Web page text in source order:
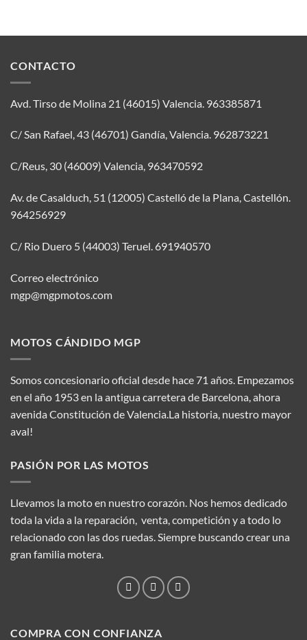
CONTACTO
Avd. Tirso de Molina 21 (46015) Valencia. 963385871
C/ San Rafael, 43 (46701) Gandía, Valencia. 962873221
C/Reus, 30 (46009) Valencia, 963470592
Av. de Casalduch, 51 (12005) Castelló de la Plana, Castellón.
964256929
C/ Rio Duero 5 (44003) Teruel. 691940570
Correo electrónico
mgp@mgpmotos.com
MOTOS CÁNDIDO MGP
Somos concesionario oficial desde hace 71 años. Empezamos
en el año 1953 en la antigua carretera de Barcelona, ahora
avenida Constitución de Valencia.La historia, nuestro mayor
aval!
PASIÓN POR LAS MOTOS
Llevamos la moto en nuestro corazón. Nos hemos dedicado
toda la vida a la reparación, venta, competición y a todo lo
relacionado con las dos ruedas. Siempre buscando crear una
gran familia motera.
COMPRA CON CONFIANZA